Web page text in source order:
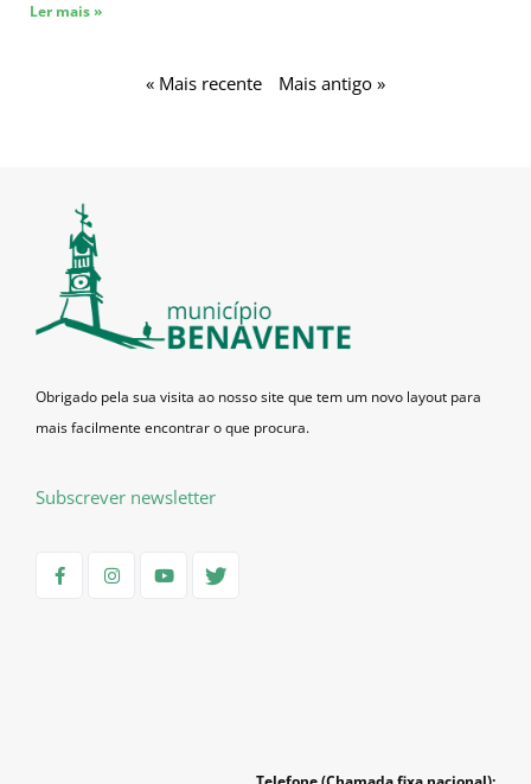
Ler mais »
« Mais recente Mais antigo »
Obrigado pela sua visita ao nosso site que tem um novo layout para
mais facilmente encontrar o que procura.
Subscrever newsletter